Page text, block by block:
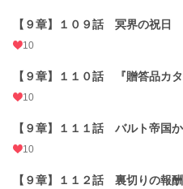
【９章】１０９話 冥界の祝日
10
【９章】１１０話 『贈答品カタ
10
【９章】１１１話 バルト帝国
10
【９章】１１２話 裏切りの報酬